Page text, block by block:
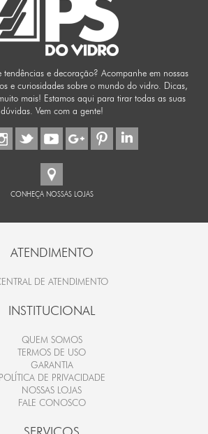
e decoração? Acompanhe em nossas
e curiosidades sobre o mundo do vidro. Dicas,
mais! Estamos aqui para tirar todas as suas
dúvidas. Vem com a gente!
CONHEÇA NOSSAS LOJAS
ATENDIMENTO
DE ATENDIMENTO
INSTITUCIONAL
QUEM SOMOS
TERMOS DE USO
GARANTIA
POLÍTICA DE PRIVACIDADE
NOSSAS LOJAS
FALE CONOSCO